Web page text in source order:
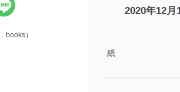
books）
2020年12
紙